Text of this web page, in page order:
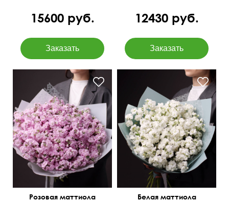
15600 руб. 12430 руб.
На фото букет из 35
веток
Розовая маттиола
Нежный, слегка
сладковатый аромат
Белая маттиола